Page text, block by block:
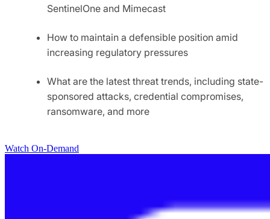
SentinelOne and Mimecast
How to maintain a defensible position amid
increasing regulatory pressures
What are the latest threat trends, including state-
sponsored attacks, credential compromises,
ransomware, and more
Watch On-Demand